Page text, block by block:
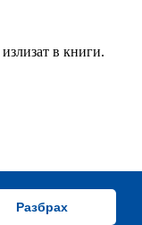
Разбрах
в книги.